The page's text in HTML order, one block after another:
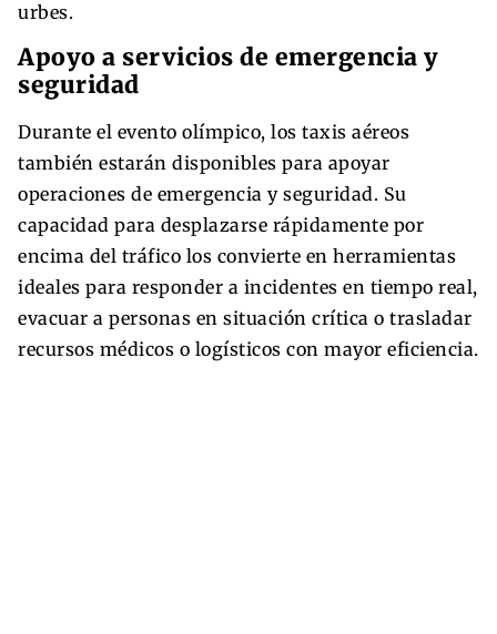
urbes.
Apoyo a servicios de emergencia y
seguridad
Durante el evento olímpico, los taxis aéreos
también estarán disponibles para apoyar
operaciones de emergencia y seguridad. Su
capacidad para desplazarse rápidamente por
encima del tráfico los convierte en herramientas
ideales para responder a incidentes en tiempo real,
evacuar a personas en situación crítica o trasladar
recursos médicos o logísticos con mayor eficiencia.